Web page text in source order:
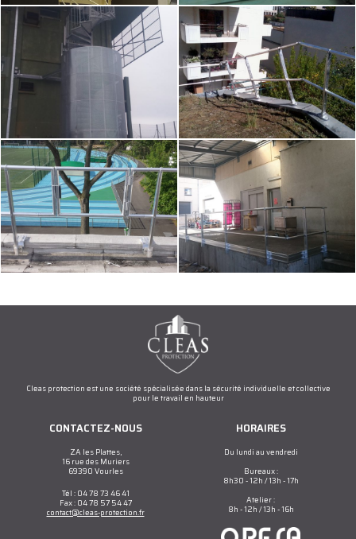
Cleas protection est une société spécialisée dans la sécurité individuelle et collective
pour le travail en hauteur
CONTACTEZ-NOUS
ZA les Plattes,
16 rue des Muriers
69390 Vourles
Tél : 04 78 73 46 41
Fax : 04 78 57 54 47
contact@cleas-protection.fr
HORAIRES
Du lundi au vendredi
Bureaux :
8h30 - 12h / 13h - 17h
Atelier :
8h - 12h / 13h - 16h